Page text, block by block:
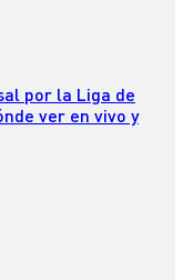
por la Liga de
ver en vivo y